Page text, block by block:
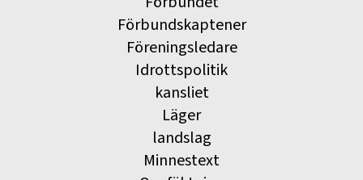
Förbundskaptener
Föreningsledare
Idrottspolitik
kansliet
Läger
landslag
Minnestext